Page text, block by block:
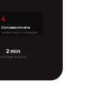
4
Concessionnaire
rendez-vous si campagne
2 min
pour lever le doute